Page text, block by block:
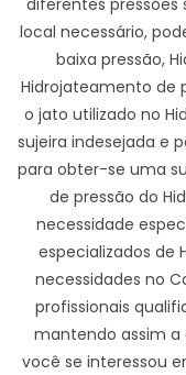
diferentes pressões
local necessário,
baixa pressão,
Hidrojateamento de
o jato utilizado no
sujeira indesejada e
para obter-se uma
de pressão do
necessidade
especializados de
necessidades no
profissionais
mantendo assim a
você se interessou